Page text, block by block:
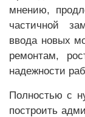
мнению,
частичной
ввода новых
ремонтам,
надежности
Полностью с
построить